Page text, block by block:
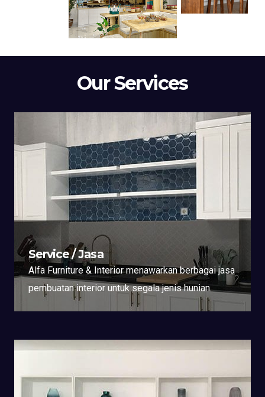
Our Services
Service / Jasa
Alfa Furniture & Interior menawarkan berbagai jasa
pembuatan interior untuk segala jenis hunian.